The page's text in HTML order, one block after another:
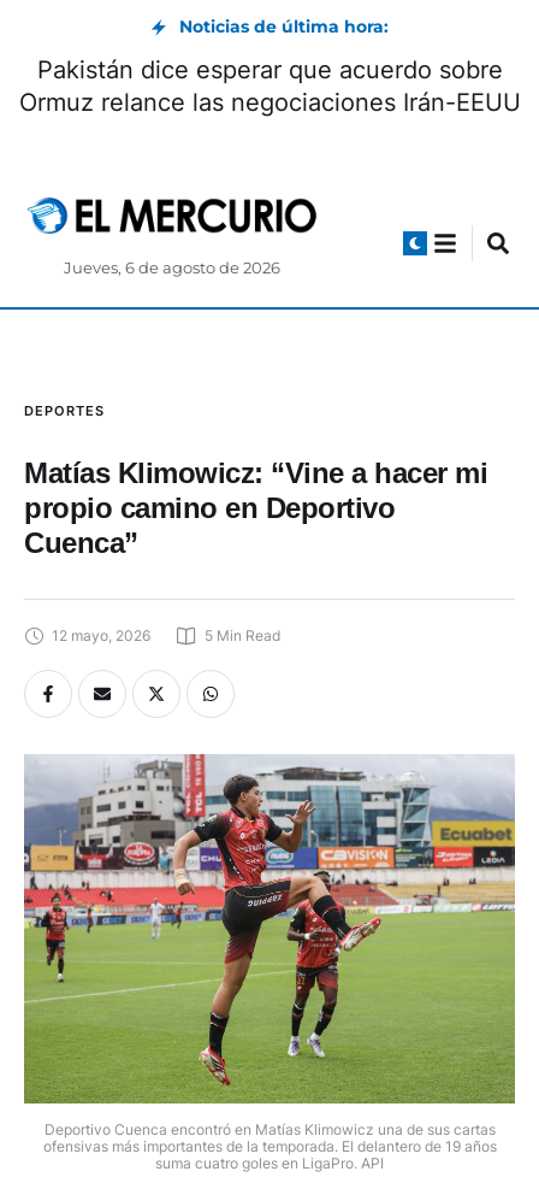
Noticias de última hora:
CNE: reglas para autoridades y servidores
públicos que serán candidatos
Jueves, 6 de agosto de 2026
DEPORTES
Matías Klimowicz: “Vine a hacer mi
propio camino en Deportivo
Cuenca”
12 mayo, 2026 5 Min Read
Deportivo Cuenca encontró en Matías Klimowicz una de sus cartas
ofensivas más importantes de la temporada. El delantero de 19 años
suma cuatro goles en LigaPro. API